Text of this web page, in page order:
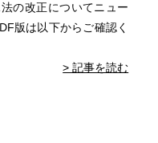
の改正についてニュー
版は以下からご確認く
> 記事を読む